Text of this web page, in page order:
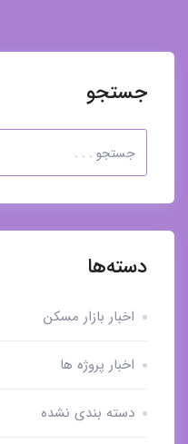
جستجو
دسته‌ها
اخبار بازار مسکن
اخبار پروژه ها
دسته بندی نشده